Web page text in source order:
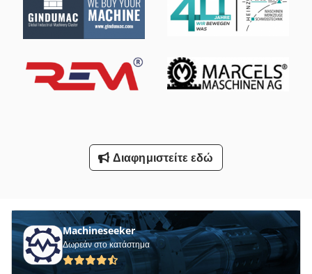
Είδα Άξονα Διαμέτρου 30 Mm
Κατασκευών Και Κατεδαφίσεων
Μέγγενη 200 Mm Μηχανήματος
Μηχανή Περιστροφικών Μεταφοράς
Οχήματα Εργασίας
Όλα Τα
Διαφημιστείτε εδώ
Machineseeker
Δωρεάν στο κατάστημα